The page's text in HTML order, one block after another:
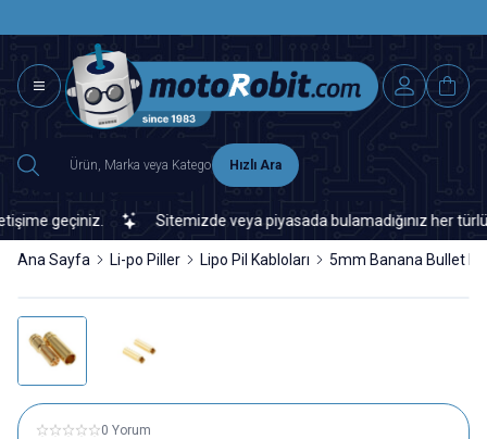
Hızlı Ara
geçiniz. Sitemizde veya piyasada bulamadığınız her türlü
Ana Sayfa Li-po Piller Lipo Pil Kabloları 5mm Banana Bullet
0 Yorum